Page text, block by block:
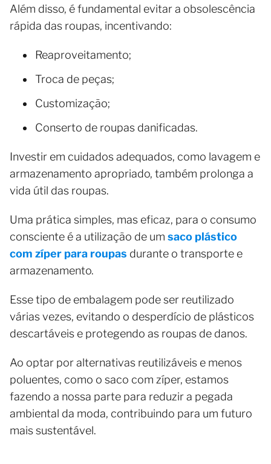
Além disso, é fundamental evitar a obsolescência
rápida das roupas, incentivando:
Reaproveitamento;
Troca de peças;
Customização;
Conserto de roupas danificadas.
Investir em cuidados adequados, como lavagem e
armazenamento apropriado, também prolonga a
vida útil das roupas.
Uma prática simples, mas eficaz, para o consumo
consciente é a utilização de um saco plástico
com zíper para roupas durante o transporte e
armazenamento.
Esse tipo de embalagem pode ser reutilizado
várias vezes, evitando o desperdício de plásticos
descartáveis e protegendo as roupas de danos.
Ao optar por alternativas reutilizáveis e menos
poluentes, como o saco com zíper, estamos
fazendo a nossa parte para reduzir a pegada
ambiental da moda, contribuindo para um futuro
mais sustentável.